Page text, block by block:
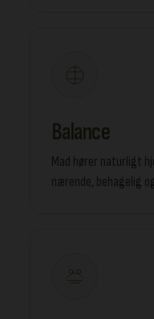
Balance
Mad hører naturligt
nærende, behagelig